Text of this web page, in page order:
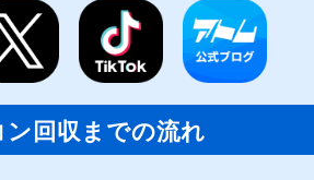
回収までの流れ